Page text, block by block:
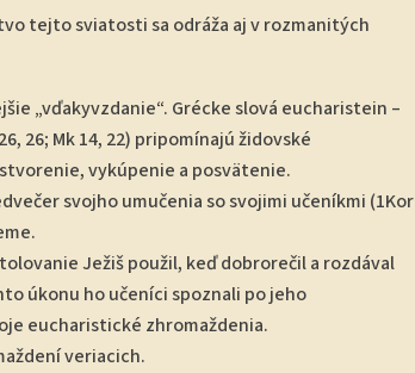
tejto sviatosti sa odráža aj v rozmanitých
„vďakyvzdanie“. Grécke slová eucharistein –
26; Mk 14, 22) pripomínajú židovské
vykúpenie a posvätenie.
svojho umučenia so svojimi učeníkmi (1Kor
Ježiš použil, keď dobrorečil a rozdával
úkonu ho učeníci spoznali po jeho
eucharistické zhromaždenia.
veriacich.